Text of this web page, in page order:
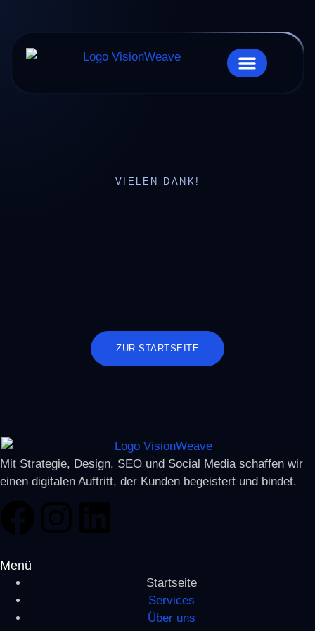
VIELEN DANK!
ZUR STARTSEITE
Mit Strategie, Design, SEO und Social Media schaffen wir
einen digitalen Auftritt, der Kunden begeistert und bindet.
Menü
Startseite
Services
Über uns